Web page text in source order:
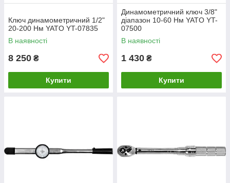
Ключ динамометричний 1/2"
20-200 Нм YATO YT-07835
В наявності
8 250 ₴
Купити
Динамометричний ключ 3/8"
діапазон 10-60 Нм YATO YT-
07500
В наявності
1 430 ₴
Купити